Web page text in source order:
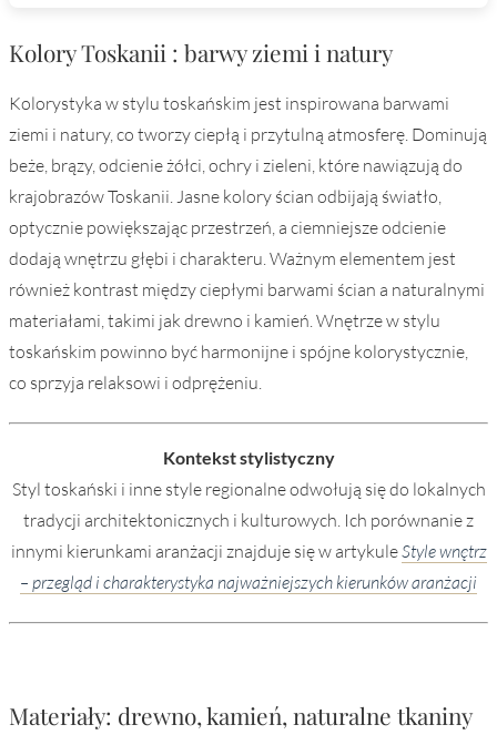
Kolory Toskanii : barwy ziemi i natury
Kolorystyka w stylu toskańskim jest inspirowana barwami
ziemi i natury, co tworzy ciepłą i przytulną atmosferę. Dominują
beże, brązy, odcienie żółci, ochry i zieleni, które nawiązują do
krajobrazów Toskanii. Jasne kolory ścian odbijają światło,
optycznie powiększając przestrzeń, a ciemniejsze odcienie
dodają wnętrzu głębi i charakteru. Ważnym elementem jest
również kontrast między ciepłymi barwami ścian a naturalnymi
materiałami, takimi jak drewno i kamień. Wnętrze w stylu
toskańskim powinno być harmonijne i spójne kolorystycznie,
co sprzyja relaksowi i odprężeniu.
Kontekst stylistyczny
Styl toskański i inne style regionalne odwołują się do lokalnych
tradycji architektonicznych i kulturowych. Ich porównanie z
innymi kierunkami aranżacji znajduje się w artykuleStyle wnętrz
– przegląd i charakterystyka najważniejszych kierunków aranżacji
Materiały: drewno, kamień, naturalne tkaniny